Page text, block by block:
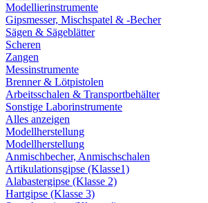
Modellierinstrumente
Gipsmesser, Mischspatel & -Becher
Sägen & Sägeblätter
Scheren
Zangen
Messinstrumente
Brenner & Lötpistolen
Arbeitsschalen & Transportbehälter
Sonstige Laborinstrumente
Alles anzeigen
Modellherstellung
Modellherstellung
Anmischbecher, Anmischschalen
Artikulationsgipse (Klasse1)
Alabastergipse (Klasse 2)
Hartgipse (Klasse 3)